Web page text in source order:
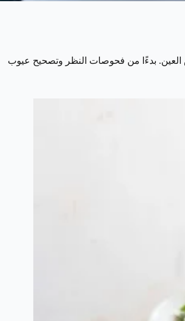
العين. بدءًا من فحوصات النظر وتصحيح عيوب